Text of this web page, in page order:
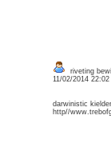
riveting
11/02/2014
darwinistic
http//